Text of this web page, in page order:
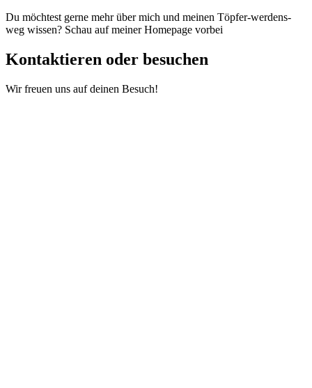
Du möchtest gerne mehr über mich und meinen Töpfer-werdens-
weg wissen? Schau auf meiner Homepage vorbei
Kontaktieren oder besuchen
Wir freuen uns auf deinen Besuch!